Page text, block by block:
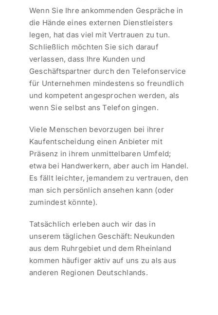
Wenn Sie Ihre ankommenden Gespräche in
die Hände eines externen Dienstleisters
legen, hat das viel mit Vertrauen zu tun.
Schließlich möchten Sie sich darauf
verlassen, dass Ihre Kunden und
Geschäftspartner durch den Telefonservice
für Unternehmen mindestens so freundlich
und kompetent angesprochen werden, als
wenn Sie selbst ans Telefon gingen.
Viele Menschen bevorzugen bei ihrer
Kaufentscheidung einen Anbieter mit
Präsenz in ihrem unmittelbaren Umfeld;
etwa bei Handwerkern, aber auch im Handel.
Es fällt leichter, jemandem zu vertrauen, den
man sich persönlich ansehen kann (oder
zumindest könnte).
Tatsächlich erleben auch wir das in
unserem täglichen Geschäft: Neukunden
aus dem Ruhrgebiet und dem Rheinland
kommen häufiger aktiv auf uns zu als aus
anderen Regionen Deutschlands.